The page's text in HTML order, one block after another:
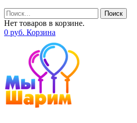
Поиск
Нет товаров в корзине.
0 руб. Корзина